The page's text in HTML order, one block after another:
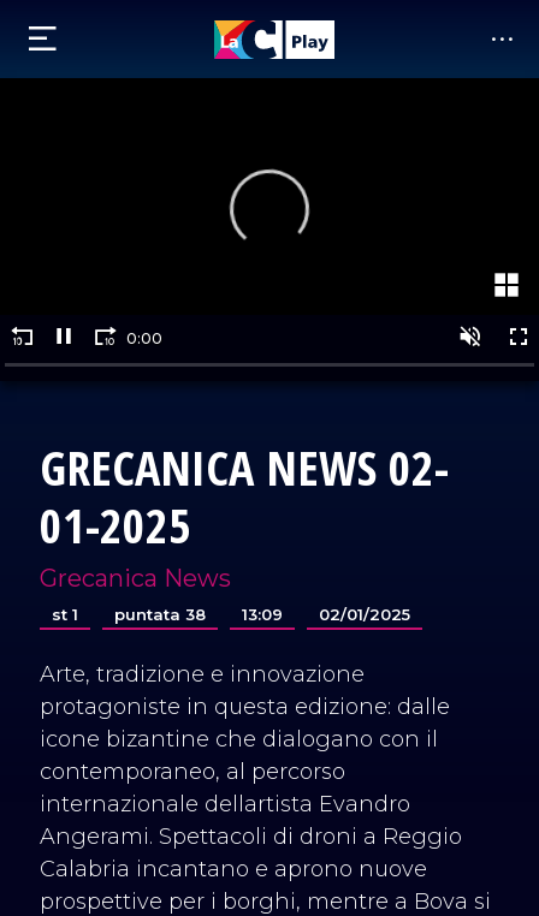
GRECANICA NEWS 02-
01-2025
Grecanica News
st 1 puntata 38 13:09 02/01/2025
Arte, tradizione e innovazione
protagoniste in questa edizione: dalle
icone bizantine che dialogano con il
contemporaneo, al percorso
internazionale dellartista Evandro
Angerami. Spettacoli di droni a Reggio
Calabria incantano e aprono nuove
prospettive per i borghi, mentre a Bova si